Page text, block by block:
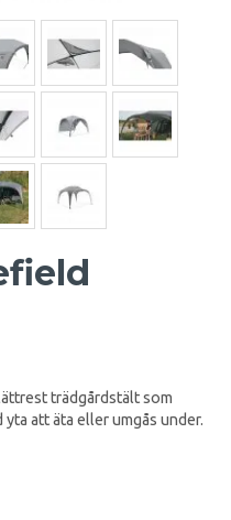
trädgårdstält som
att äta eller umgås under.